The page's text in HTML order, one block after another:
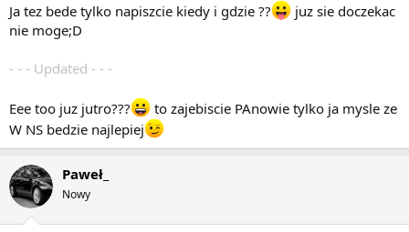
Ja tez bede tylko napiszcie kiedy i gdzie ??
juz sie doczekac
nie moge;D
- - - Updated - - -
Eee too juz jutro???
to zajebiscie PAnowie tylko ja mysle ze
W NS bedzie najlepiej
Paweł_
Nowy